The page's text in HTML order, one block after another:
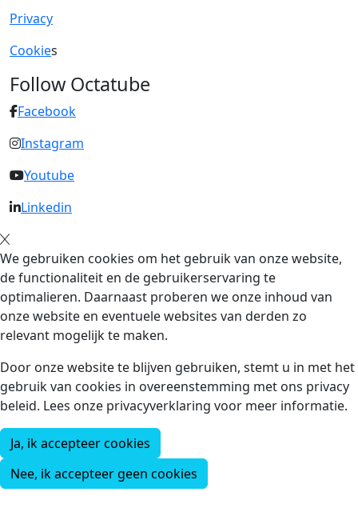
Privacy
Cookies
Follow Octatube
Facebook
Instagram
Youtube
Linkedin
We gebruiken cookies om het gebruik van onze website,
de functionaliteit en de gebruikerservaring te
optimalieren. Daarnaast proberen we onze inhoud van
onze website en eventuele websites van derden zo
relevant mogelijk te maken.
Door onze website te blijven gebruiken, stemt u in met het
gebruik van cookies in overeenstemming met ons privacy
beleid. Lees onze privacyverklaring voor meer informatie.
Ja, ik accepteer cookies
Nee, ik accepteer geen cookies